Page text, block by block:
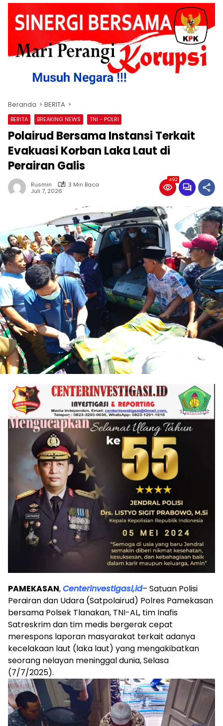
Beranda BERITA
BERITA BREAKING NEWS TNI - POLRI
Polairud Bersama Instansi Terkait
Evakuasi Korban Laka Laut di
Perairan Galis
Rusmin
3 Min Baca
Juli 7, 2026
492
PAMEKASAN,Centerinvestigasi,id– Satuan Polisi
Perairan dan Udara (Satpolairud) Polres Pamekasan
bersama Polsek Tlanakan, TNI-AL, tim Inafis
Satreskrim dan tim medis bergerak cepat
merespons laporan masyarakat terkait adanya
kecelakaan laut (laka laut) yang mengakibatkan
seorang nelayan meninggal dunia, Selasa
(7/7/2025).